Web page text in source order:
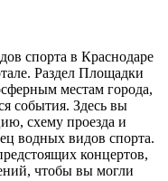
спорта в Краснодаре
Раздел Площадки
местам города,
события. Здесь вы
схему проезда и
водных видов спорта.
концертов,
чтобы вы могли